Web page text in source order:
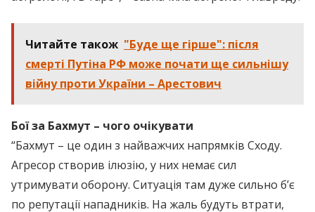
Читайте також "Буде ще гірше": після
смерті Путіна РФ може почати ще сильнішу
війну проти України – Арестович
Бої за Бахмут – чого очікувати
“Бахмут – це один з найважчих напрямків Сходу.
Агресор створив ілюзію, у них немає сил
утримувати оборону. Ситуація там дуже сильно б’є
по репутації нападників. На жаль будуть втрати,